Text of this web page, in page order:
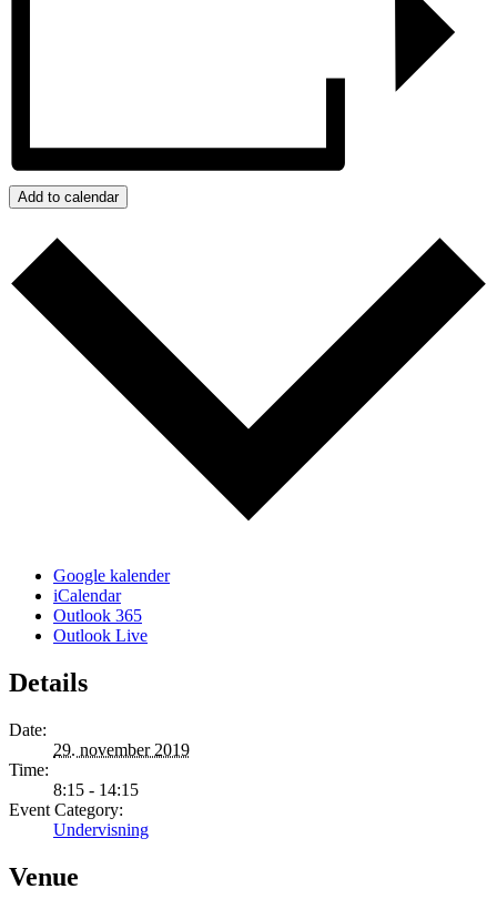
Add to calendar
Google kalender
iCalendar
Outlook 365
Outlook Live
Details
Date:
29. november 2019
Time:
8:15 - 14:15
Event Category:
Undervisning
Venue